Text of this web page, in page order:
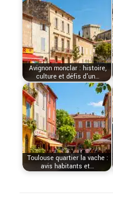
Avignon monclar : histoire,
culture et défis d'un…
Toulouse quartier la vache :
avis habitants et…